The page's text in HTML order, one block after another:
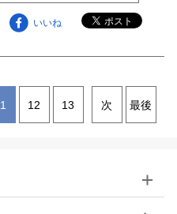
いいね
12 13 次 最後